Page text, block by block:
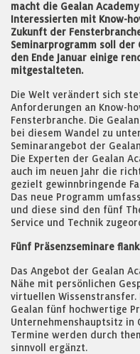
macht die Gealan
Interessierten mit Know-
Zukunft der
Seminarprogramm soll
den Ende Januar einige
mitgestalteten.
Die Welt verändert sich
Anforderungen an Know-
Fensterbranche. Die
bei diesem Wandel zu
Seminarangebot der
Die Experten der Gealan
auch im neuen Jahr die
gezielt gewinnbringende
Das neue Programm
und diese sind den fünf
Service und Technik
Fünf Präsenzseminare
Das Angebot der Gealan
Nähe mit persönlichen
virtuellen Wissenstransfer.
Gealan fünf hochwertige
Unternehmenshauptsitz in
Termine werden durch
sinnvoll ergänzt.